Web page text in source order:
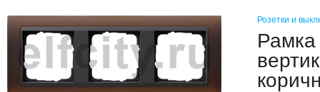
Розетки и
Рамка